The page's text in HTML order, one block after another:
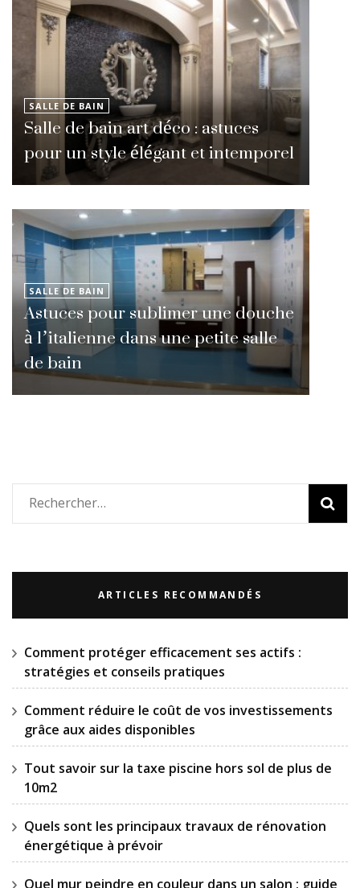
SALLE DE BAIN
Salle de bain art déco : astuces
pour un style élégant et intemporel
SALLE DE BAIN
Astuces pour sublimer une douche
à l’italienne dans une petite salle
de bain
Rechercher :
ARTICLES RECOMMANDÉS
Comment protéger efficacement ses actifs :
stratégies et conseils pratiques
Comment réduire le coût de vos investissements
grâce aux aides disponibles
Tout savoir sur la taxe piscine hors sol de plus de
10m2
Quels sont les principaux travaux de rénovation
énergétique à prévoir
Quel mur peindre en couleur dans un salon : guide